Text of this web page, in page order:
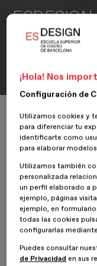
Blanc
¡Los amantes del
octubre en el Museu
prestigioso del
estaremos presentes
¡Hola! Nos
Configuración de
Utilizamos cookies y
para diferenciar tu
identificarte como
para elaborar
Utilizamos también
personalizada
un perfil elaborado a
ejemplo, páginas
ejemplo, en
todas las cookies
configurarlas
Puedes consultar
de Privacidad en sus